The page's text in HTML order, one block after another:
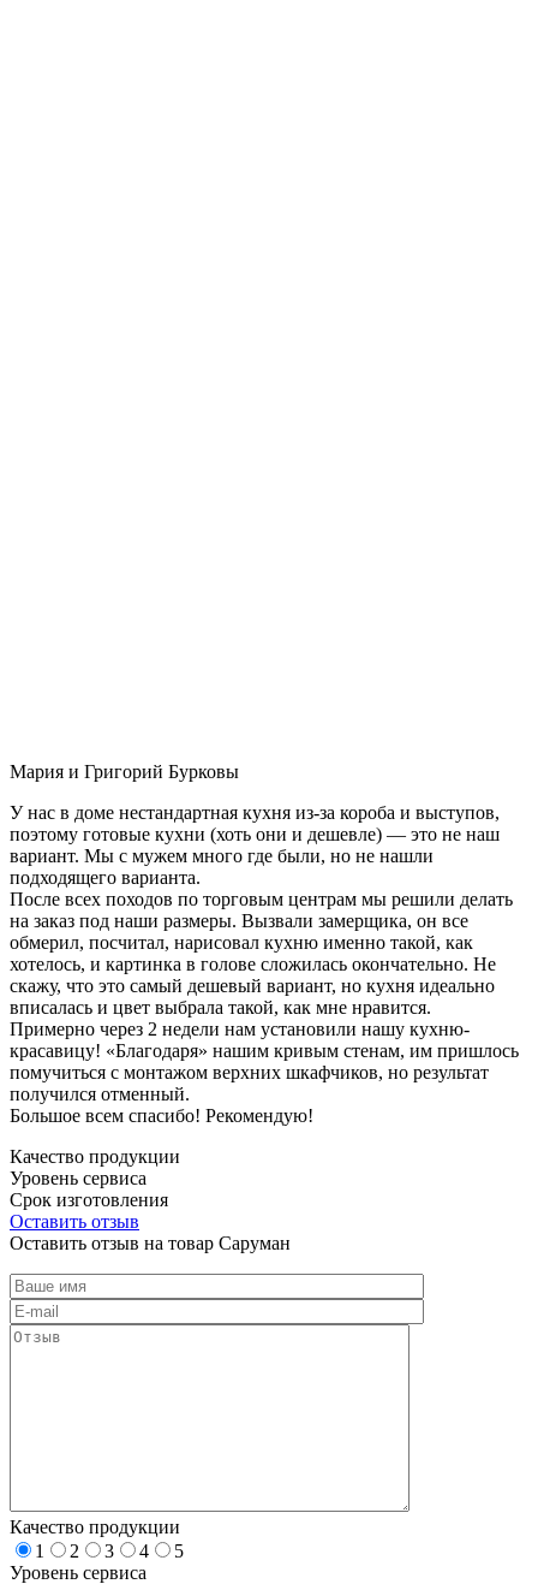
Мария и Григорий Бурковы
У нас в доме нестандартная кухня из-за короба и выступов,
поэтому готовые кухни (хоть они и дешевле) — это не наш
вариант. Мы с мужем много где были, но не нашли
подходящего варианта.
После всех походов по торговым центрам мы решили делать
на заказ под наши размеры. Вызвали замерщика, он все
обмерил, посчитал, нарисовал кухню именно такой, как
хотелось, и картинка в голове сложилась окончательно. Не
скажу, что это самый дешевый вариант, но кухня идеально
вписалась и цвет выбрала такой, как мне нравится.
Примерно через 2 недели нам установили нашу кухню-
красавицу! «Благодаря» нашим кривым стенам, им пришлось
помучиться с монтажом верхних шкафчиков, но результат
получился отменный.
Большое всем спасибо! Рекомендую!
Качество продукции
Уровень сервиса
Срок изготовления
Оставить отзыв
Оставить отзыв на товар Саруман
Качество продукции
1
2 3 4
5
Уровень сервиса